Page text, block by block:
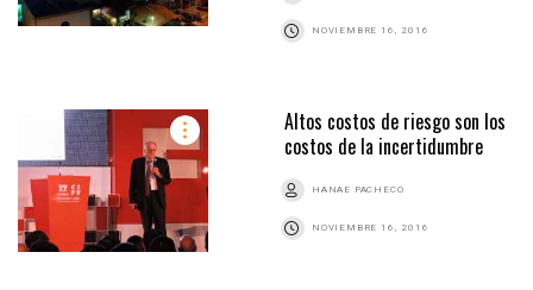
NOVIEMBRE 16, 2016
Altos costos de riesgo son los
costos de la incertidumbre
HANAE PACHECO
NOVIEMBRE 16, 2016